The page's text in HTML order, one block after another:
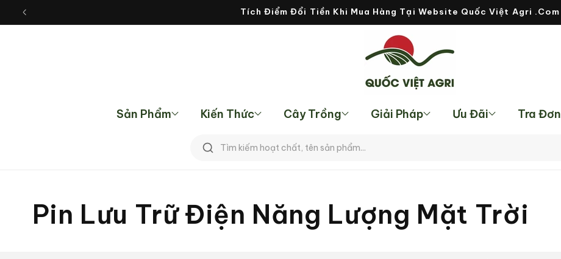
đến nội
dung
Free Shipping Cho Tất Cả Đơn Hàng Trên 99.000 VNĐ
Sản Phẩm Kiến Thức Cây Trồng Giải Pháp Ưu Đãi Tra Đơn
Tìm
B
Pin Lưu Trữ Điện Năng Lượng Mặt Trời